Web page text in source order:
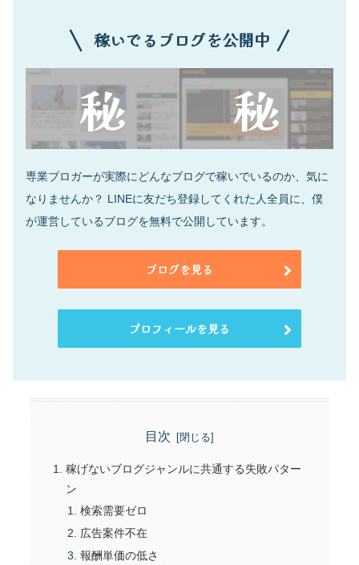
稼いでるブログを公開中
専業ブロガーが実際にどんなブログで稼いでいるのか、気に
なりませんか？ LINEに友だち登録してくれた人全員に、僕
が運営しているブログを無料で公開しています。
ブログを見る
プロフィールを見る
目次
稼げないブログジャンルに共通する失敗パター
ン
検索需要ゼロ
広告案件不在
報酬単価の低さ